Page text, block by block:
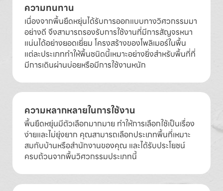
ความทนทาน
เนื่องจากพื้นยืดหยุ่นได้รับการออกแบบทางวิศวกรรมมา
อย่างดี จึงสามารถรองรับการใช้งานที่มีการสัญจรหนา
แน่นได้อย่างยอดเยี่ยม โครงสร้างของโพลิเมอร์ในพื้น
แต่ละประเภททำให้พื้นชนิดนี้เหมาะอย่างยิ่งสำหรับพื้นที่ที่
มีการเดินผ่านบ่อยหรือมีการใช้งานหนัก
ความหลากหลายในการใช้งาน
พื้นยืดหยุ่นมีตัวเลือกมากมาย ทำให้การเลือกใช้เป็นเรื่อง
ง่ายและไม่ยุ่งยาก คุณสามารถเลือกประเภทพื้นที่เหมาะ
สมกับบ้านหรือสำนักงานของคุณ และได้รับประโยชน์
ครบถ้วนจากพื้นวิศวกรรมประเภทนี้